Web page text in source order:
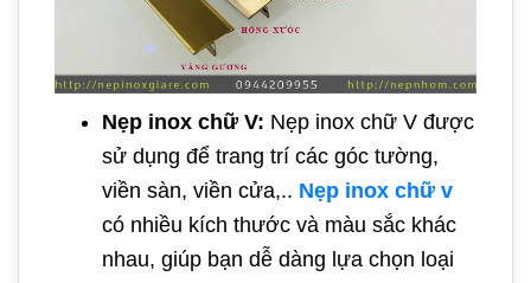
Nẹp inox chữ V: Nẹp inox chữ V được
sử dụng để trang trí các góc tường,
viền sàn, viền cửa,.. Nẹp inox chữ v
có nhiều kích thước và màu sắc khác
nhau, giúp bạn dễ dàng lựa chọn loại